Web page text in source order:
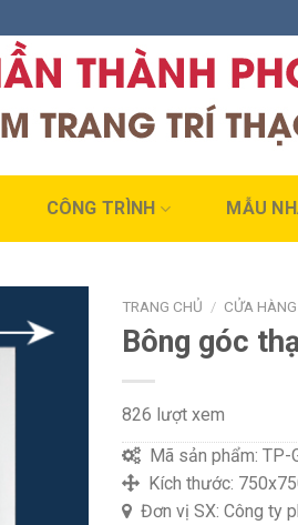
CÔNG TRÌNH MẪU
TRANG CHỦ / CỬA HÀNG
Bông góc
826 lượt xem
Mã sản phẩm: TP-
Kích thước:
Đơn vị SX: Công ty